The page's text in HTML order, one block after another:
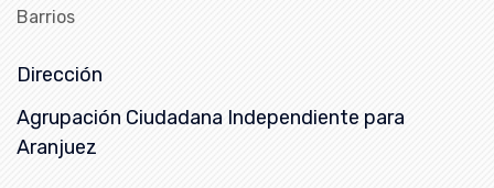
Barrios
Dirección
Agrupación Ciudadana Independiente para
Aranjuez